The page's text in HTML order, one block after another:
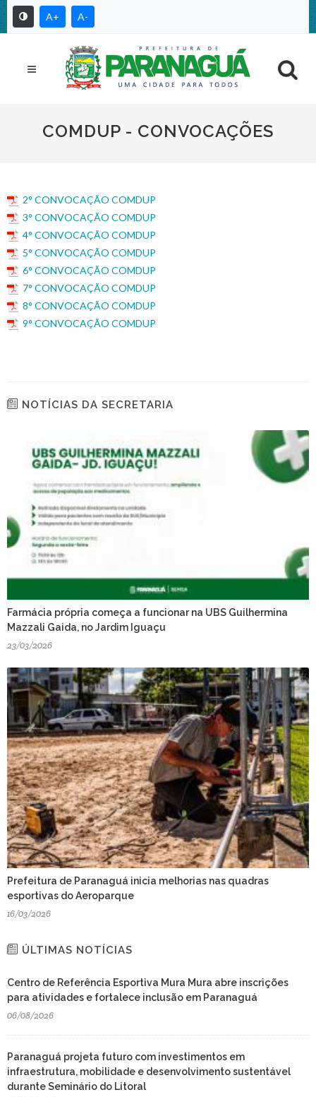
A+ A-
COMDUP - CONVOCAÇÕES
2° CONVOCAÇÃO COMDUP
3° CONVOCAÇÃO COMDUP
4° CONVOCAÇÃO COMDUP
5° CONVOCAÇÃO COMDUP
6° CONVOCAÇÃO COMDUP
7° CONVOCAÇÃO COMDUP
8° CONVOCAÇÃO COMDUP
9° CONVOCAÇÃO COMDUP
NOTÍCIAS DA SECRETARIA
Farmácia própria começa a funcionar na UBS Guilhermina
Mazzali Gaida, no Jardim Iguaçu
23/03/2026
Prefeitura de Paranaguá inicia melhorias nas quadras
esportivas do Aeroparque
16/03/2026
ÚLTIMAS NOTÍCIAS
Centro de Referência Esportiva Mura Mura abre inscrições
para atividades e fortalece inclusão em Paranaguá
06/08/2026
Paranaguá projeta futuro com investimentos em
infraestrutura, mobilidade e desenvolvimento sustentável
durante Seminário do Litoral